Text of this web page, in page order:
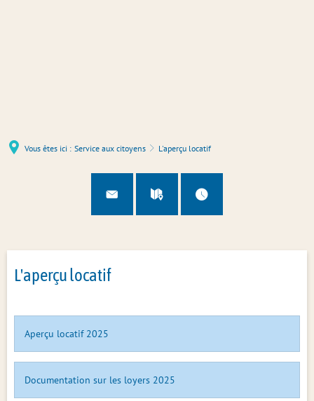
Vous êtes ici : Service aux citoyens L'aperçu locatif
L'aperçu locatif
Aperçu locatif 2025
Documentation sur les loyers 2025